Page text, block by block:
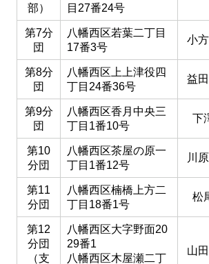
部）
目27番24号
第7分
団
八幡西区若葉二丁目
17番3号
小
第8分
団
八幡西区上上津役四
丁目24番36号
益
第9分
団
八幡西区香月中央三
丁目1番10号
下
第10
分団
八幡西区茶屋の原一
丁目1番12号
川
第11
分団
八幡西区楠橋上方二
丁目18番1号
松
第12
分団
（支
八幡西区大字野面20
29番1
八幡西区木屋瀬二丁
山